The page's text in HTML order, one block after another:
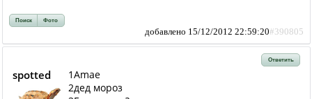
Поиск Фото
добавлено 15/12/2012 22:59:20#390805
Ответить
spotted
1Amae
2дед мороз